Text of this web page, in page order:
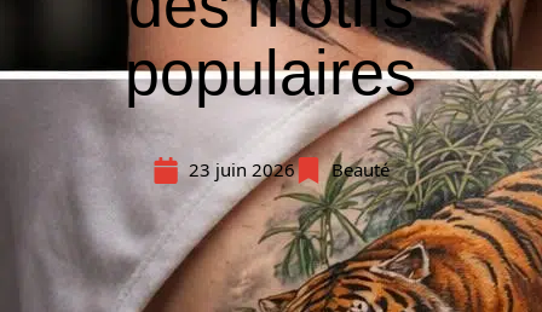
populaires
23 juin 2026 Beauté